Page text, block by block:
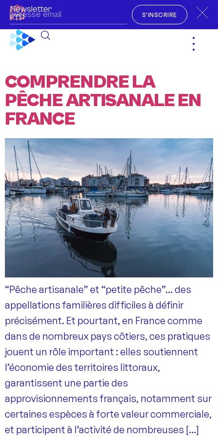
Newsletter
FTP
S'INSCRIRE
COMPRENDRE LA
PÊCHE ARTISANALE EN
FRANCE
“Pêche artisanale” et “petite pêche”… des
appellations familières difficiles à définir
précisément. Et pourtant, en France comme
dans de nombreux pays côtiers, ces pratiques
jouent un rôle important : elles soutiennent
l’économie des territoires littoraux,
garantissent une partie des
approvisionnements français, notamment sur
certaines espèces à forte valeur commerciale,
et participent à l’activité de nombreuses […]